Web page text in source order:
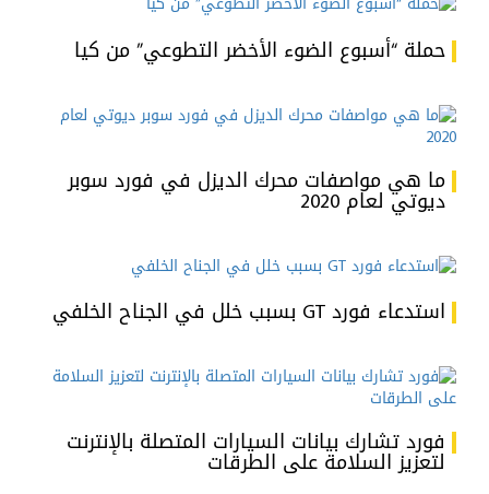
حملة “أسبوع الضوء الأخضر التطوعي” من كيا
ما هي مواصفات محرك الديزل في فورد سوبر
ديوتي لعام 2020
استدعاء فورد GT بسبب خلل في الجناح الخلفي
فورد تشارك بيانات السيارات المتصلة بالإنترنت
لتعزيز السلامة على الطرقات